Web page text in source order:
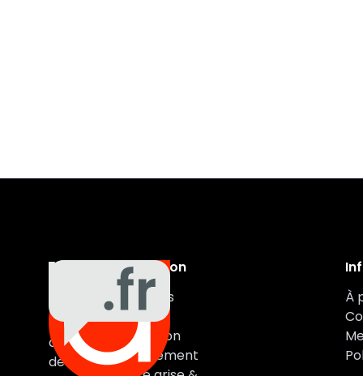
Auto
vous
accompagne
de
Navigation
Véhicules
Marques
Estimation
Financement
À